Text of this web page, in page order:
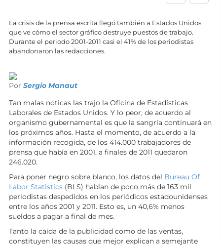
La crisis de la prensa escrita llegó también a Estados Unidos
que ve cómo el sector gráfico destruye puestos de trabajo.
Durante el periodo 2001-2011 casi el 41% de los periodistas
abandonaron las redacciones.
Por Sergio Manaut
Tan malas noticas las trajo la Oficina de Estadísticas
Laborales de Estados Unidos. Y lo peor, de acuerdo al
organismo gubernamental es que la sangría continuará en
los próximos años. Hasta el momento, de acuerdo a la
información recogida, de los 414.000 trabajadores de
prensa que había en 2001, a finales de 2011 quedaron
246.020.
Para poner negro sobre blanco, los datos del Bureau Of
Labor Statistics (BLS) hablan de poco más de 163 mil
periodistas despedidos en los periódicos estadounidenses
entre los años 2001 y 2011. Esto es, un 40,6% menos
sueldos a pagar a final de mes.
Tanto la caída de la publicidad como de las ventas,
constituyen las causas que mejor explican a semejante